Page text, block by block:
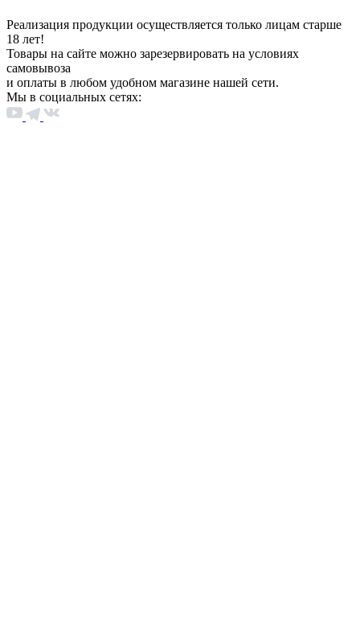
Реализация продукции осуществляется только лицам старше
18 лет!
Товары на сайте можно зарезервировать на условиях
самовывоза
и оплаты в любом удобном магазине нашей сети.
Мы в социальных сетях: